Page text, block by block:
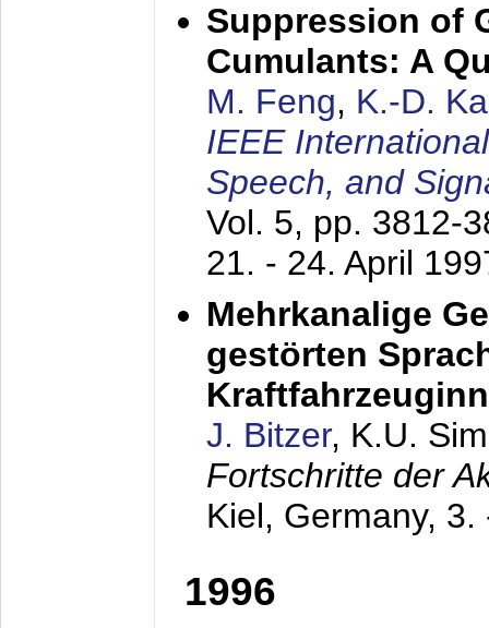
Suppression of
Cumulants: A
M. Feng, K.-D.
IEEE
Speech, and
Vol. 5, pp. 3812-
21. - 24. April
Mehrkanalige
gestörten
J. Bitzer, K.U.
Fortschritte der
Kiel, Germany, 3.
1996